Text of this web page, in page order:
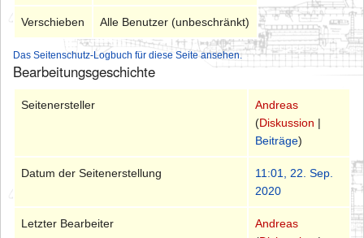
Verschieben Alle Benutzer (unbeschränkt)
Das Seitenschutz-Logbuch für diese Seite ansehen.
Bearbeitungsgeschichte
Seitenersteller
Andreas
(Diskussion |
Beiträge)
Datum der Seitenerstellung
11:01, 22. Sep.
2020
Letzter Bearbeiter
Andreas